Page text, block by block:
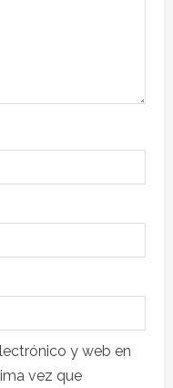
y web en
vez que